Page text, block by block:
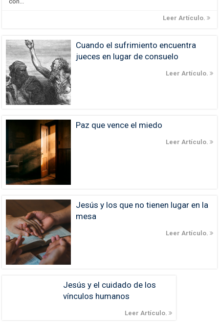
Leer Artículo.
Cuando el sufrimiento encuentra
jueces en lugar de consuelo
Leer Artículo.
Paz que vence el miedo
Leer Artículo.
Jesús y los que no tienen lugar en la
mesa
Leer Artículo.
Jesús y el cuidado de los
vínculos humanos
Leer Artículo.